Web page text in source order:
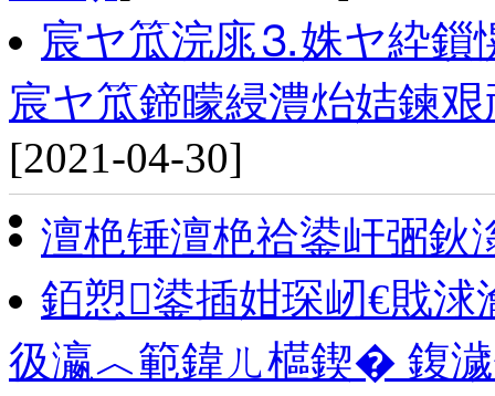
宸ヤ笟浣庣⒊姝ヤ紣鎻
宸ヤ笟鍗曚綅澧炲姞鍊
[2021-04-30]
澶栬锤澶栬祫鍙屽弻
銆愬鍙插姏琛屻€戝
彶瀛︿範鍏ㄦ櫙鍥� 鍑